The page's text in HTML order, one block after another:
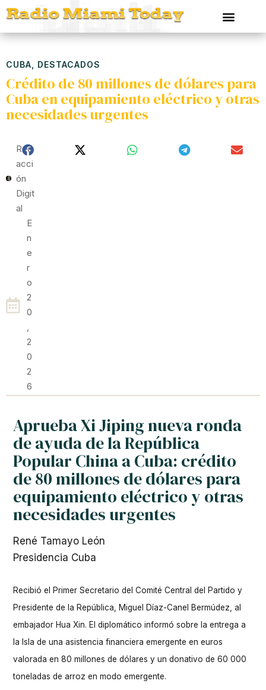
CUBA DESTACADOS
Crédito de 80 millones de dólares para
Cuba en equipamiento eléctrico y otras
necesidades urgentes
Red
Acci
Ón
Digit
Al
E
N
E
R
O
2
0
,
2
0
2
6
Aprueba Xi Jiping nueva ronda
de ayuda de la República
Popular China a Cuba: crédito
de 80 millones de dólares para
equipamiento eléctrico y otras
necesidades urgentes
René Tamayo León
Presidencia Cuba
Recibió el Primer Secretario del Comité Central del Partido y
Presidente de la República, Miguel Díaz-Canel Bermúdez, al
embajador Hua Xin. El diplomático informó sobre la entrega a
la Isla de una asistencia financiera emergente en euros
valorada en 80 millones de dólares y un donativo de 60 000
toneladas de arroz en modo emergente.